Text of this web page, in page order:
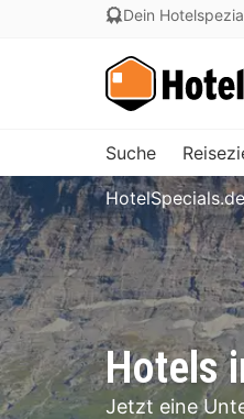
Dein
Suche
Hotels
Jetzt eine
HotelSpecials.de